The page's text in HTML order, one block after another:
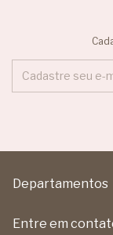
Departamentos
Entre em